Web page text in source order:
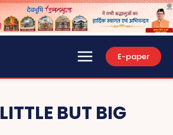
E-paper
LITTLE BUT BIG